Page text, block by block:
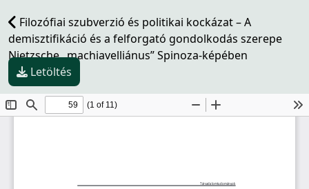
Filozófiai szubverzió és politikai kockázat – A
demisztifikáció és a felforgató gondolkodás szerepe
Nietzsche „machiavelliánus” Spinoza-képében
Letöltés